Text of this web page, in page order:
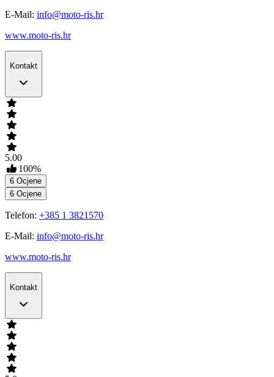
E-Mail: info@moto-ris.hr
www.moto-ris.hr
Kontakt
5.00
100%
6 Ocjene
6 Ocjene
Telefon: +385 1 3821570
E-Mail: info@moto-ris.hr
www.moto-ris.hr
Kontakt